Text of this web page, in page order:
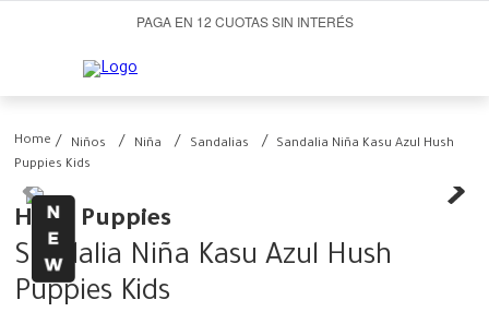
PAGA EN 12 CUOTAS SIN INTERÉS
Niños Niña Sandalias
Sandalia Niña Kasu Azul Hush
Puppies Kids
Hush Puppies
Sandalia Niña Kasu Azul Hush
Puppies Kids